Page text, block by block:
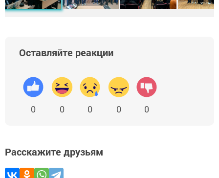
Оставляйте реакции
0 0 0 0 0
Расскажите друзьям